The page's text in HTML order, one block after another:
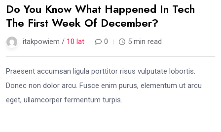
Do You Know What Happened In Tech
The First Week Of December?
itakpowiem / 10 lat 0 5 min read
Praesent accumsan ligula porttitor risus vulputate lobortis.
Donec non dolor arcu. Fusce enim purus, elementum ut arcu
eget, ullamcorper fermentum turpis.